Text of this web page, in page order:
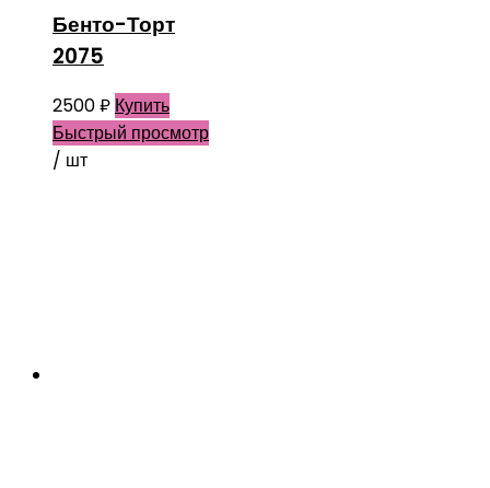
Бенто-Торт
2075
2500₽ Купить
Быстрый просмотр
/ шт